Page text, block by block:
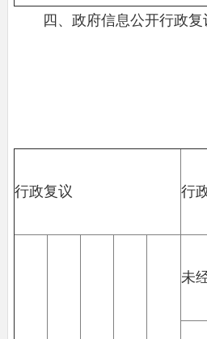
四、政府信息公开行政
行政复议 行
未